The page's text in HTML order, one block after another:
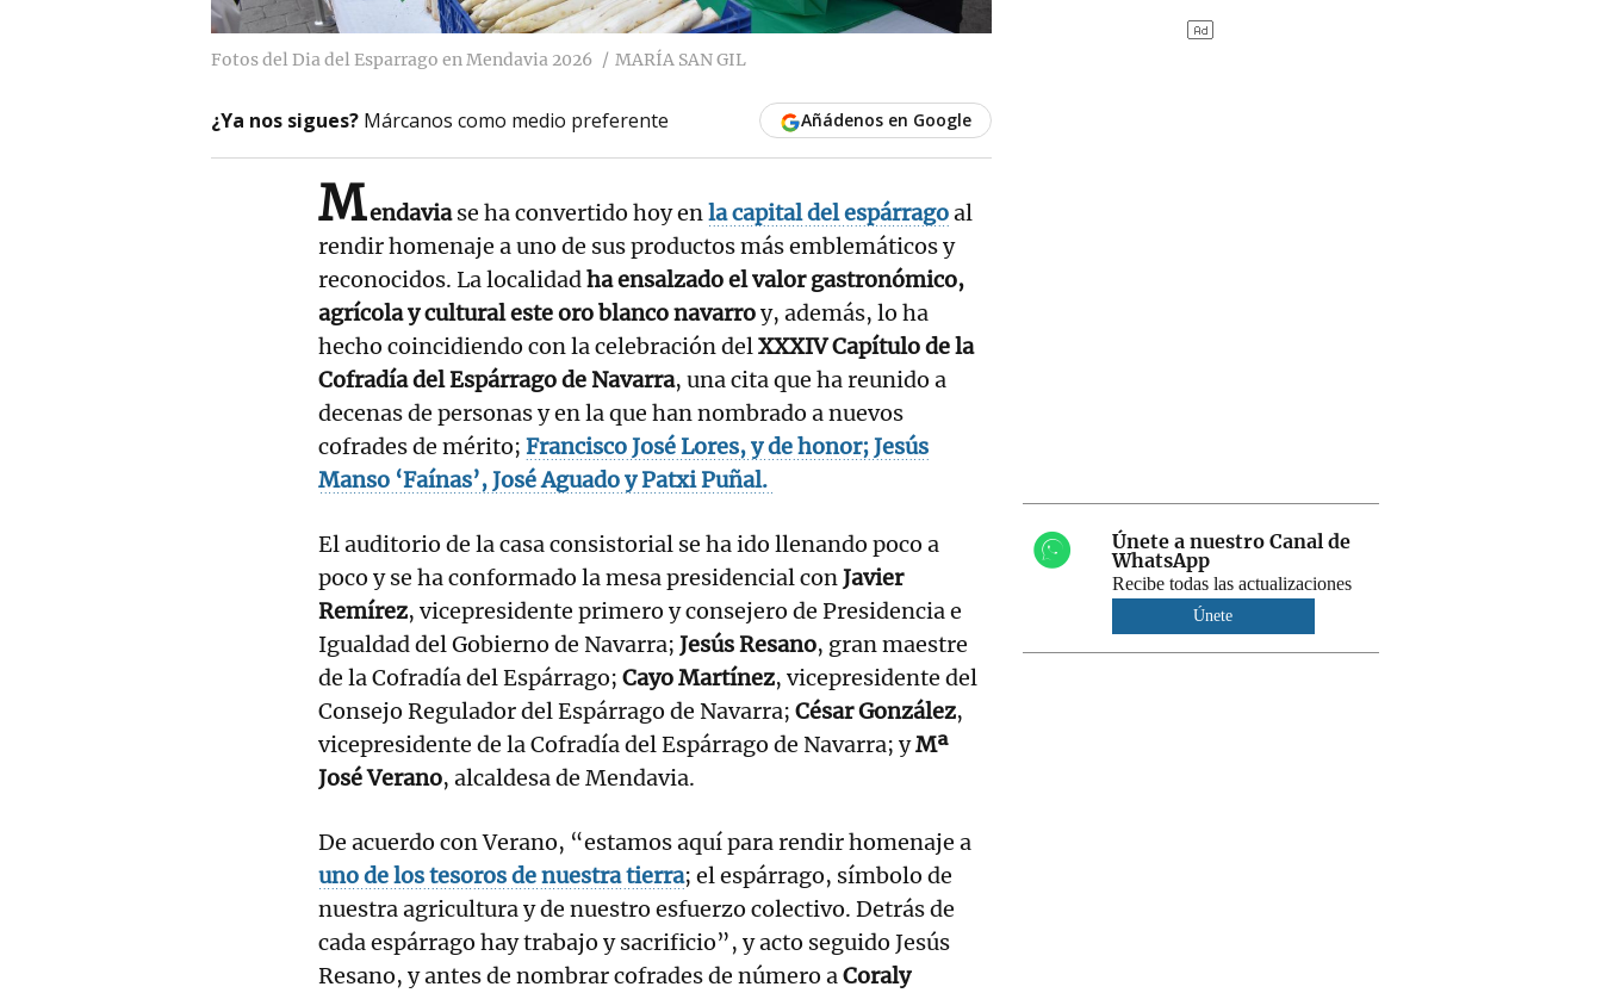
Fotos del Dia del Esparrago en Mendavia 2026 MARÍA SAN GIL
¿Ya nos sigues? Márcanos como medio preferente Añádenos en Google
Mendaviase ha convertido hoy enla capital del espárragoal
rendir homenaje a uno de sus productos más emblemáticos y
reconocidos. La localidadha ensalzado el valor gastronómico,
agrícola y cultural este oro blanco navarroy, además, lo ha
hecho coincidiendo con la celebración delXXXIV Capítulo de la
Cofradía del Espárrago de Navarra, una cita que ha reunido a
decenas de personas y en la que han nombrado a nuevos
cofrades de mérito; Francisco José Lores, y de honor; Jesús
Manso ‘Faínas’, José Aguado y Patxi Puñal.
El auditorio de la casa consistorial se ha ido llenando poco a
poco y se ha conformado la mesa presidencial conJavier
Remírez, vicepresidente primero y consejero de Presidencia e
Igualdad del Gobierno de Navarra; Jesús Resano, gran maestre
de la Cofradía del Espárrago; Cayo Martínez, vicepresidente del
Consejo Regulador del Espárrago de Navarra; César González,
vicepresidente de la Cofradía del Espárrago de Navarra; yMª
José Verano, alcaldesa de Mendavia.
De acuerdo con Verano, “estamos aquí para rendir homenaje a
uno de los tesoros de nuestra tierra; el espárrago, símbolo de
nuestra agricultura y de nuestro esfuerzo colectivo. Detrás de
cada espárrago hay trabajo y sacrificio”, y acto seguido Jesús
Resano, y antes de nombrar cofrades de número aCoraly
Únete a nuestro Canal de
WhatsApp
Recibe todas las actualizaciones
Únete